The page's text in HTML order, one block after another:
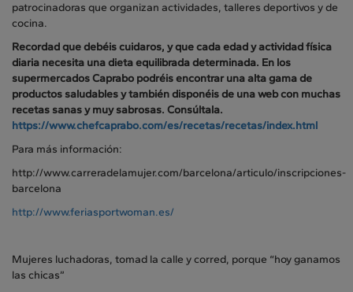
patrocinadoras que organizan actividades, talleres deportivos y de
cocina.
Recordad que debéis cuidaros, y que cada edad y actividad física
diaria necesita una dieta equilibrada determinada. En los
supermercados Caprabo podréis encontrar una alta gama de
productos saludables y también disponéis de una web con muchas
recetas sanas y muy sabrosas. Consúltala.
https://www.chefcaprabo.com/es/recetas/recetas/index.html
Para más información:
http://www.carreradelamujer.com/barcelona/articulo/inscripciones-
barcelona
http://www.feriasportwoman.es/
Mujeres luchadoras, tomad la calle y corred, porque “hoy ganamos
las chicas”